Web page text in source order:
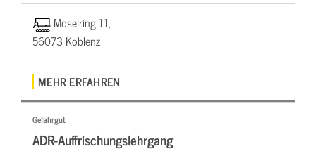
Moselring 11,
56073 Koblenz
MEHR ERFAHREN
Gefahrgut
ADR-Auffrischungslehrgang